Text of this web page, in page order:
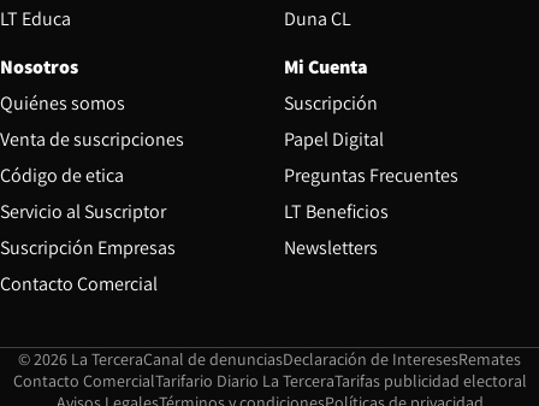
LT Educa
Duna CL
Nosotros
Quiénes somos
Venta de suscripciones
Código de etica Opens in new window
Servicio al Suscriptor
Suscripción Empresas
Contacto Comercial
Mi Cuenta
Suscripción
Papel Digital
Preguntas Frecuentes
LT Beneficios
Newsletters
© 2026 La TerceraCanal de denunciasOpens in new window
Declaración de InteresesOpens in
Remates
Contacto ComercialOpens in new window
Tarifario Diario La TerceraOpens in new window
Tarifas publicidad electoral
Opens in new window